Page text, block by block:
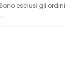
esclusi gli ordini